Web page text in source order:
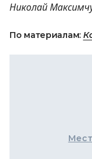
Николай
По материалам: